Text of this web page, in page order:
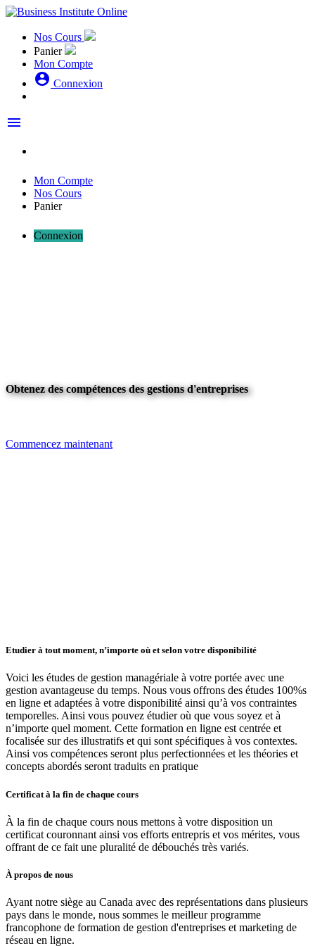
Nos Cours
Panier
Mon Compte
account_circle Connexion
menu
Mon Compte
Nos Cours
Panier
Connexion
Obtenez des compétences des gestions d'entreprises
Commencez maintenant
Etudier à tout moment, n’importe où et selon votre disponibilité
Voici les études de gestion managériale à votre portée avec une
gestion avantageuse du temps. Nous vous offrons des études 100%s
en ligne et adaptées à votre disponibilité ainsi qu’à vos contraintes
temporelles. Ainsi vous pouvez étudier où que vous soyez et à
n’importe quel moment. Cette formation en ligne est centrée et
focalisée sur des illustratifs et qui sont spécifiques à vos contextes.
Ainsi vos compétences seront plus perfectionnées et les théories et
concepts abordés seront traduits en pratique
Certificat à la fin de chaque cours
À la fin de chaque cours nous mettons à votre disposition un
certificat couronnant ainsi vos efforts entrepris et vos mérites, vous
offrant de ce fait une pluralité de débouchés très variés.
À propos de nous
Ayant notre siège au Canada avec des représentations dans plusieurs
pays dans le monde, nous sommes le meilleur programme
francophone de formation de gestion d'entreprises et marketing de
réseau en ligne.